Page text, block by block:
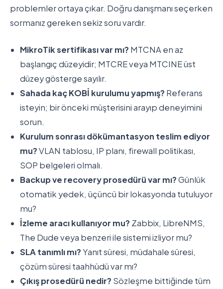
problemler ortaya çıkar. Doğru danışmanı seçerken
sormanız gereken sekiz soru vardır.
MikroTik sertifikası var mı? MTCNA en az
başlangıç düzeyidir; MTCRE veya MTCINE üst
düzey gösterge sayılır.
Sahada kaç KOBİ kurulumu yapmış? Referans
isteyin; bir önceki müşterisini arayıp deneyimini
sorun.
Kurulum sonrası dökümantasyon teslim ediyor
mu?VLAN tablosu, IP planı, firewall politikası,
SOP belgeleri olmalı.
Backup ve recovery prosedürü var mı?Günlük
otomatik yedek, üçüncü bir lokasyonda tutuluyor
mu?
İzleme aracı kullanıyor mu? Zabbix, LibreNMS,
The Dude veya benzeri ile sistemi izliyor mu?
SLA tanımlı mı?Yanıt süresi, müdahale süresi,
çözüm süresi taahhüdü var mı?
Çıkış prosedürü nedir? Sözleşme bittiğinde tüm